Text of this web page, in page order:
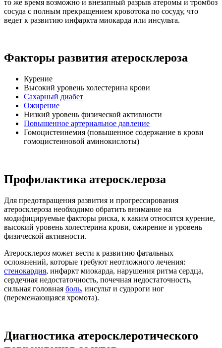
то же время возможно и внезапный разрыв атеромы и тромбоз
сосуда с полным прекращением кровотока по сосуду, что
ведет к развитию инфаркта миокарда или инсульта.
Факторы развития атеросклероза
Курение
Высокий уровень холестерина крови
Сахарный диабет
Ожирение
Низкий уровень физической активности
Повышенное артериальное давление
Гомоцистеинемия (повышенное содержание в крови
гомоцистеиновой аминокислоты)
Профилактика атеросклероза
Для предотвращения развития и прогрессирования
атеросклероза необходимо обратить внимание на
модифицируемые факторы риска, к каким относятся курение,
высокий уровень холестерина крови, ожирение и уровень
физической активности.
Атеросклероз может вести к развитию фатальных
осложнений, которые требуют неотложного лечения:
стенокардия, инфаркт миокарда, нарушения ритма сердца,
сердечная недостаточность, почечная недостаточность,
сильная головная боль, инсульт и судороги ног
(перемежающаяся хромота).
Диагностика атеросклеротического